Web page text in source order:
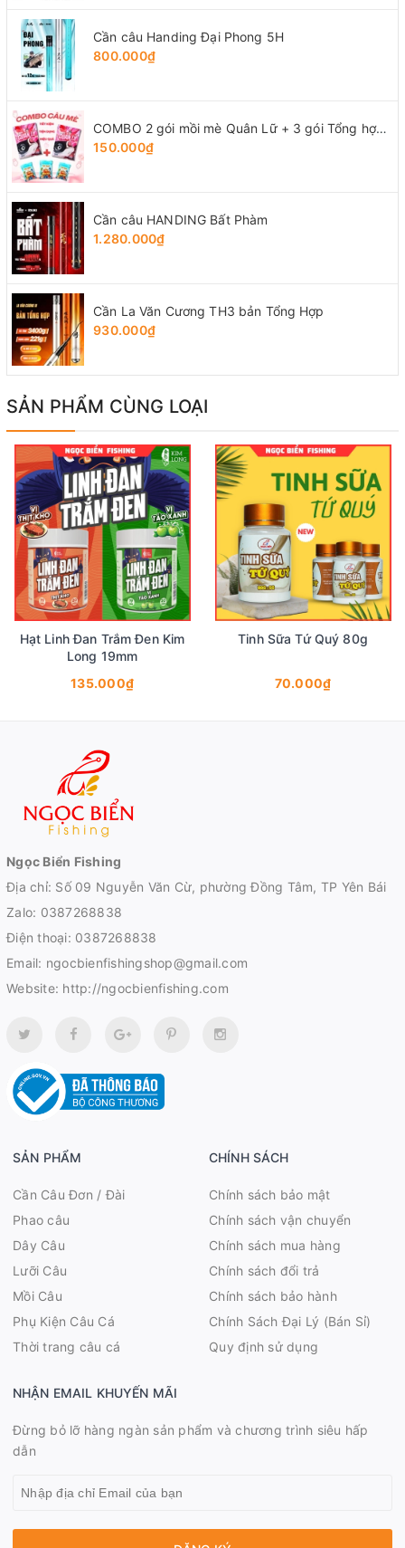
Cần câu Handing Đại Phong 5H
800.000₫
COMBO 2 gói mồi mè Quân Lữ + 3 gói Tổng hợp Tứ Quý
150.000₫
Cần câu HANDING Bất Phàm
1.280.000₫
Cần La Văn Cương TH3 bản Tổng Hợp
930.000₫
SẢN PHẨM CÙNG LOẠI
Hạt Linh Đan Trắm Đen Kim
Long 19mm
135.000₫
Tinh Sữa Tứ Quý 80g
70.000₫
Ngọc Biển Fishing
Địa chỉ: Số 09 Nguyễn Văn Cừ, phường Đồng Tâm, TP Yên Bái
Zalo: 0387268838
Điện thoại: 0387268838
Email: ngocbienfishingshop@gmail.com
Website: http://ngocbienfishing.com
SẢN PHẨM
Cần Câu Đơn / Đài
Phao câu
Dây Câu
Lưỡi Câu
Mồi Câu
Phụ Kiện Câu Cá
Thời trang câu cá
CHÍNH SÁCH
Chính sách bảo mật
Chính sách vận chuyển
Chính sách mua hàng
Chính sách đổi trả
Chính sách bảo hành
Chính Sách Đại Lý (Bán Sỉ)
Quy định sử dụng
NHẬN EMAIL KHUYẾN MÃI
Đừng bỏ lỡ hàng ngàn sản phẩm và chương trình siêu hấp
dẫn